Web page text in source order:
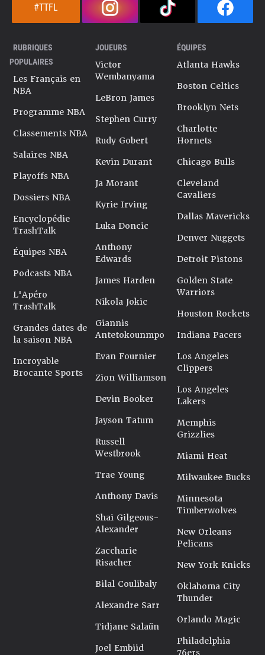
#TTFL
RUBRIQUES
POPULAIRES
Les Français en
NBA
Programme NBA
Classements NBA
Salaires NBA
Playoffs NBA
Dossiers NBA
Encyclopédie
TrashTalk
Équipes NBA
Podcasts NBA
L'Apéro
TrashTalk
Grandes dates de
la saison NBA
Incroyable
Brocante Sports
JOUEURS
Victor
Wembanyama
LeBron James
Stephen Curry
Rudy Gobert
Kevin Durant
Ja Morant
Kyrie Irving
Luka Doncic
Anthony
Edwards
James Harden
Nikola Jokic
Giannis
Antetokounmpo
Evan Fournier
Zion Williamson
Devin Booker
Jayson Tatum
Russell
Westbrook
Trae Young
Anthony Davis
Shai Gilgeous-
Alexander
Zaccharie
Risacher
Bilal Coulibaly
Alexandre Sarr
Tidjane Salaün
Joel Embiid
ÉQUIPES
Atlanta Hawks
Boston Celtics
Brooklyn Nets
Charlotte
Hornets
Chicago Bulls
Cleveland
Cavaliers
Dallas Mavericks
Denver Nuggets
Detroit Pistons
Golden State
Warriors
Houston Rockets
Indiana Pacers
Los Angeles
Clippers
Los Angeles
Lakers
Memphis
Grizzlies
Miami Heat
Milwaukee Bucks
Minnesota
Timberwolves
New Orleans
Pelicans
New York Knicks
Oklahoma City
Thunder
Orlando Magic
Philadelphia
76ers